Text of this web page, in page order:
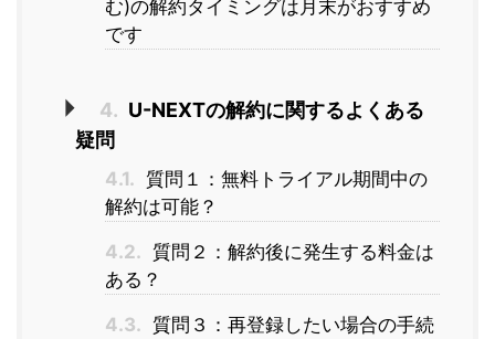
む)の解約タイミングは月末がおすすめ
です
4. U-NEXTの解約に関するよくある
疑問
4.1. 質問１：無料トライアル期間中の
解約は可能？
4.2. 質問２：解約後に発生する料金は
ある？
4.3. 質問３：再登録したい場合の手続